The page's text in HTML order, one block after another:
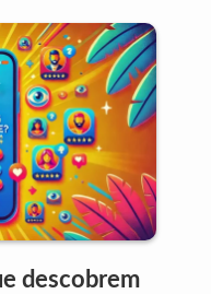
descobrem